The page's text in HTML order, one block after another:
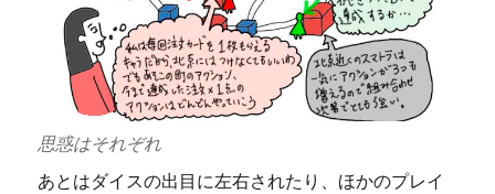
思惑はそれぞれ
あとはダイスの出目に左右されたり、ほかのプレイ